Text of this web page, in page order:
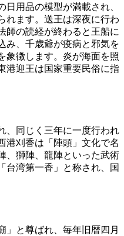
用品の模型が満載され、
れます。送王は深夜に行わ
師の読経が終わると王船に
み、千歳爺が疫病と邪気を
象徴します。炎が海面を照
港迎王は国家重要民俗に指
、同じく三年に一度行われ
港刈香は「陣頭」文化で名
、獅陣、龍陣といった武術
台湾第一香」と称され、国
」と尊ばれ、毎年旧暦四月